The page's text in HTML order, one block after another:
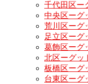
千代田区ー
中央区ーグ
荒川区ーグ
足立区ーグ
葛飾区ーグ
北区ーグッ
板橋区ーグ
台東区ーグ